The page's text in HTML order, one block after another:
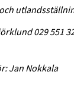
029 551
Jan Nokkala